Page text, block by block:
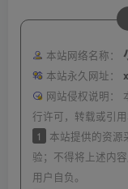
本站网络名称：
本站永久网址：
网站侵权说明：
行许可，转载或引
1
本站提供的资源
验；不得将上述内
用户自负。